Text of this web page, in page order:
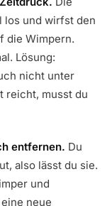
los und wirfst den
die Wimpern.
Lösung:
nicht unter
reicht, musst du
entfernen. Du
also lässt du sie.
und
neue